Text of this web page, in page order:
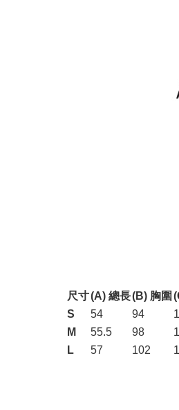
尺寸(A) 總長(B) 胸圍
S
54 94
M
55.5 98
L
57 102